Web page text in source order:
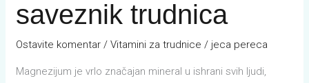
saveznik trudnica
Ostavite komentar /Vitamini za trudnice / jeca pereca
Magnezijum je vrlo značajan mineral u ishrani svih ljudi,